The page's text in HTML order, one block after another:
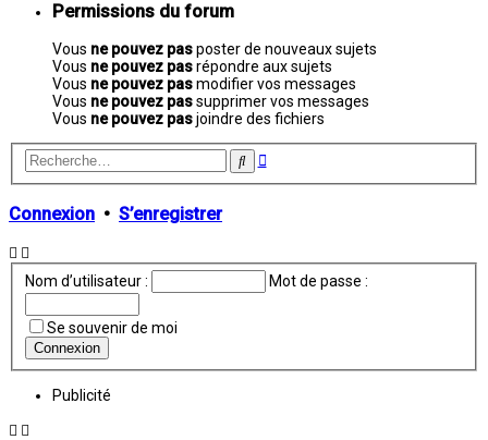
Permissions du forum
Vous ne pouvez pasposter de nouveaux sujets
Vous ne pouvez pasrépondre aux sujets
Vous ne pouvez pasmodifier vos messages
Vous ne pouvez passupprimer vos messages
Vous ne pouvez pasjoindre des fichiers
Rechercher
Recherche
Connexion • S’enregistrer
Nom d’utilisateur : Mot de passe :
Se souvenir de moi
Publicité